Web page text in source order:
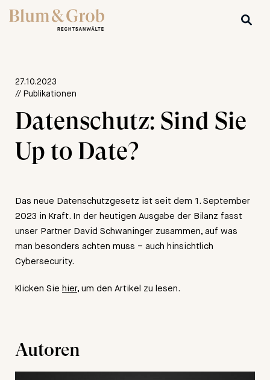
27.10.2023
// Publikationen
Datenschutz: Sind Sie
Up to Date?
Das neue Datenschutzgesetz ist seit dem 1. September
2023 in Kraft. In der heutigen Ausgabe der Bilanz fasst
unser Partner David Schwaninger zusammen, auf was
man besonders achten muss – auch hinsichtlich
Cybersecurity.
Klicken Sie hier, um den Artikel zu lesen.
Autoren